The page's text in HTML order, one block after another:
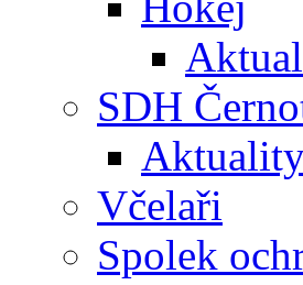
SDH
Včelaři
Spolek